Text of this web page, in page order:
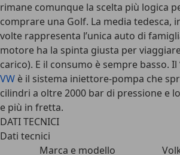
rimane comunque la scelta più logica
comprare una Golf. La media tedesca,
volte rappresenta l’unica auto di
motore ha la spinta giusta per
carico). E il consumo è sempre basso. Il
VW è il sistema iniettore-pompa che
cilindri a oltre 2000 bar di pressione e
e più in fretta.
DATI TECNICI
Dati tecnici
Marca e modello